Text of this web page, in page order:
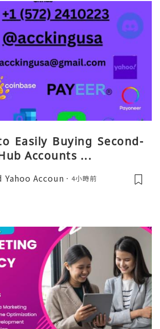
Easily Buying Second-
Accounts ...
Yahoo Accoun 4小時前